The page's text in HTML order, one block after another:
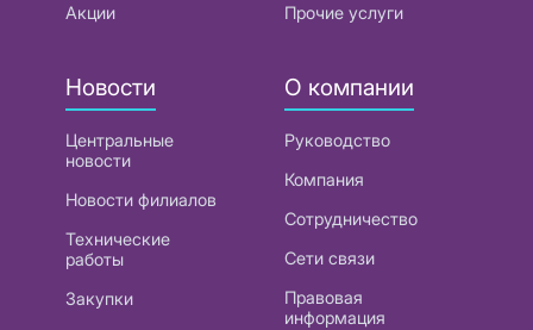
Акции
Прочие услуги
Новости
Центральные
новости
Новости филиалов
Технические
работы
Закупки
О компании
Руководство
Компания
Сотрудничество
Сети связи
Правовая
информация